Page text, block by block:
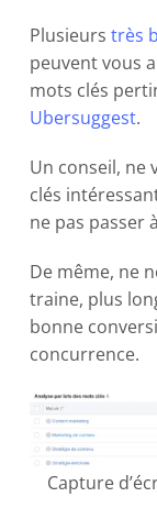
Plusieurs très
peuvent vous
mots clés
Ubersuggest.
Un conseil, ne
clés
ne pas passer
De même, ne
traine, plus
bonne
concurrence.
Capture